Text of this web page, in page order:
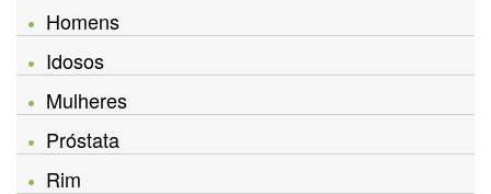
Homens
Idosos
Mulheres
Próstata
Rim